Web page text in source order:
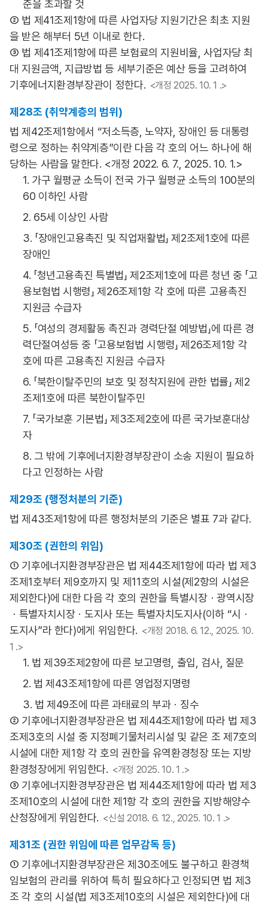
준을 초과할 것
② 법 제41조제1항에 따른 사업자당 지원기간은 최초 지원
을 받은 해부터 5년 이내로 한다.
③ 법 제41조제1항에 따른 보험료의 지원비율, 사업자당 최
대 지원금액, 지급방법 등 세부기준은 예산 등을 고려하여
기후에너지환경부장관이 정한다. <개정 2025. 10. 1 .>
제28조 (취약계층의 범위)
법 제42조제1항에서 “저소득층, 노약자, 장애인 등 대통령
령으로 정하는 취약계층”이란 다음 각 호의 어느 하나에 해
당하는 사람을 말한다. <개정 2022. 6. 7., 2025. 10. 1.>
1. 가구 월평균 소득이 전국 가구 월평균 소득의 100분의
60 이하인 사람
2. 65세 이상인 사람
3. 「장애인고용촉진 및 직업재활법」 제2조제1호에 따른
장애인
4. 「청년고용촉진 특별법」 제2조제1호에 따른 청년 중 「고
용보험법 시행령」 제26조제1항 각 호에 따른 고용촉진
지원금 수급자
5. 「여성의 경제활동 촉진과 경력단절 예방법」에 따른 경
력단절여성등 중 「고용보험법 시행령」 제26조제1항 각
호에 따른 고용촉진 지원금 수급자
6. 「북한이탈주민의 보호 및 정착지원에 관한 법률」 제2
조제1호에 따른 북한이탈주민
7. 「국가보훈 기본법」 제3조제2호에 따른 국가보훈대상
자
8. 그 밖에 기후에너지환경부장관이 소송 지원이 필요하
다고 인정하는 사람
제29조 (행정처분의 기준)
법 제43조제1항에 따른 행정처분의 기준은 별표 7과 같다.
제30조 (권한의 위임)
① 기후에너지환경부장관은 법 제44조제1항에 따라 법 제3
조제1호부터 제9호까지 및 제11호의 시설(제2항의 시설은
제외한다)에 대한 다음 각 호의 권한을 특별시장ㆍ광역시장
ㆍ특별자치시장ㆍ도지사 또는 특별자치도지사(이하 “시ㆍ
도지사”라 한다)에게 위임한다. <개정 2018. 6. 12., 2025. 10.
1 .>
1. 법 제39조제2항에 따른 보고명령, 출입, 검사, 질문
2. 법 제43조제1항에 따른 영업정지명령
3. 법 제49조에 따른 과태료의 부과ㆍ징수
② 기후에너지환경부장관은 법 제44조제1항에 따라 법 제3
조제3호의 시설 중 지정폐기물처리시설 및 같은 조 제7호의
시설에 대한 제1항 각 호의 권한을 유역환경청장 또는 지방
환경청장에게 위임한다. <개정 2025. 10. 1 .>
③ 기후에너지환경부장관은 법 제44조제1항에 따라 법 제3
조제10호의 시설에 대한 제1항 각 호의 권한을 지방해양수
산청장에게 위임한다. <신설 2018. 6. 12., 2025. 10. 1 .>
제31조 (권한 위임에 따른 업무감독 등)
① 기후에너지환경부장관은 제30조에도 불구하고 환경책
임보험의 관리를 위하여 특히 필요하다고 인정되면 법 제3
조 각 호의 시설(법 제3조제10호의 시설은 제외한다)에 대